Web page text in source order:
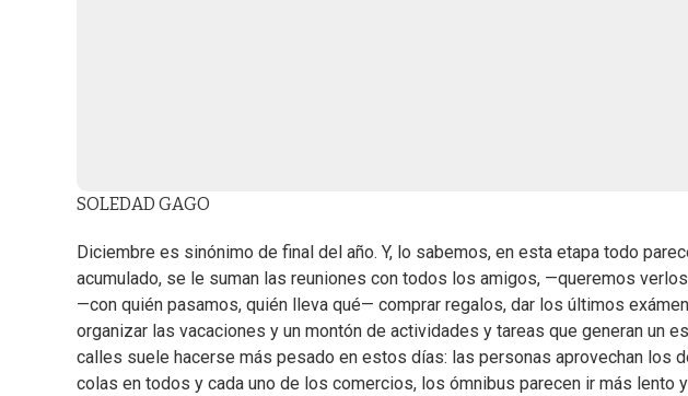
SOLEDAD GAGO
Diciembre es sinónimo de final del año. Y, lo sabemos, en esta etapa todo
acumulado, se le suman las reuniones con todos los amigos, —queremos
—con quién pasamos, quién lleva qué— comprar regalos, dar los últimos
organizar las vacaciones y un montón de actividades y tareas que generan un
calles suele hacerse más pesado en estos días: las personas aprovechan los
colas en todos y cada uno de los comercios, los ómnibus parecen ir más lento